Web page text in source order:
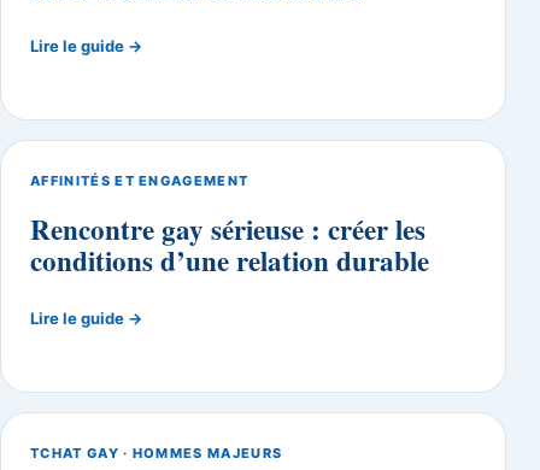
Lire le guide →
AFFINITÉS ET ENGAGEMENT
Rencontre gay sérieuse : créer les
conditions d’une relation durable
Lire le guide →
TCHAT GAY · HOMMES MAJEURS